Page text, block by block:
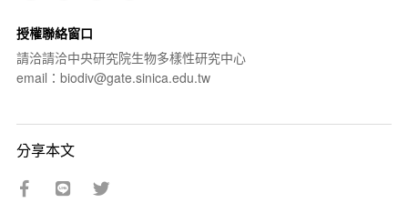
授權聯絡窗口
請洽請洽中央研究院生物多樣性研究中心
email：biodiv@gate.sinica.edu.tw
分享本文